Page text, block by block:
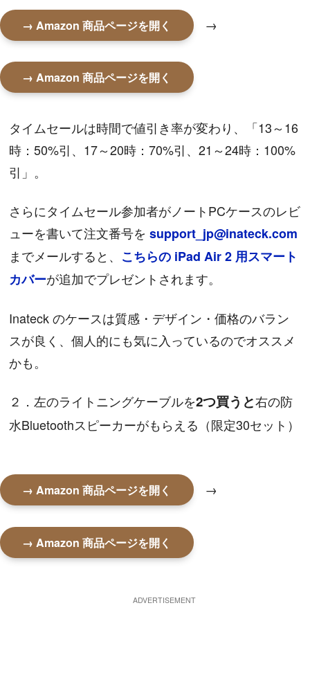
→ Amazon 商品ページを開く →
→ Amazon 商品ページを開く
タイムセールは時間で値引き率が変わり、「13～16
時：50%引、17～20時：70%引、21～24時：100%
引」。
さらにタイムセール参加者がノートPCケースのレビ
ューを書いて注文番号をsupport_jp@inateck.com
までメールすると、 こちらの iPad Air 2 用スマート
カバーが追加でプレゼントされます。
Inateck のケースは質感・デザイン・価格のバラン
スが良く、個人的にも気に入っているのでオススメ
かも。
２．左のライトニングケーブルを2つ買うと右の防
水Bluetoothスピーカーがもらえる（限定30セット）
→ Amazon 商品ページを開く →
→ Amazon 商品ページを開く